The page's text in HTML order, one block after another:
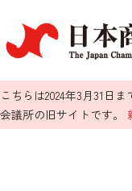
こちらは2024年3月31日
会議所の旧サイトです。